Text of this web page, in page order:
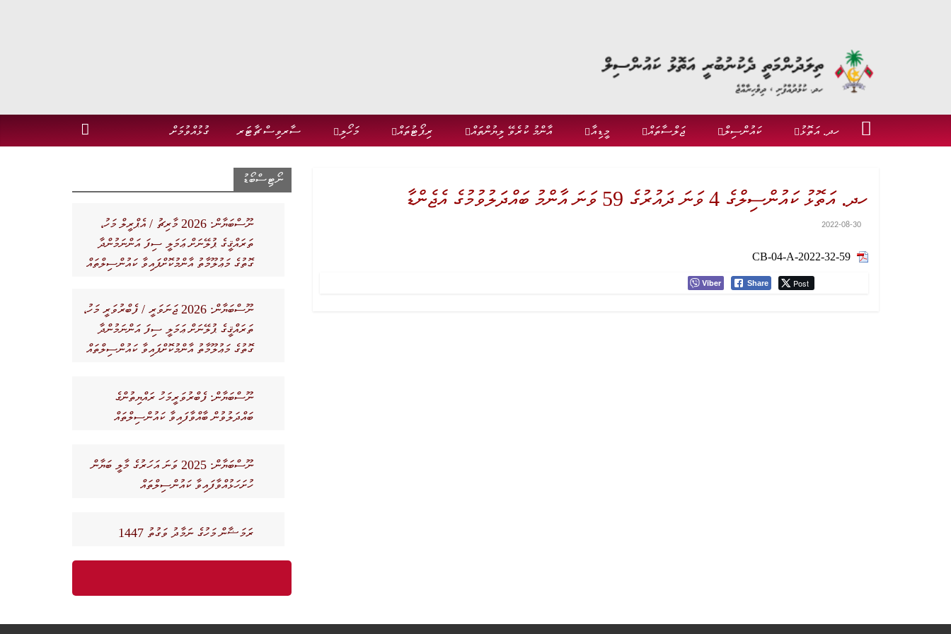
ހދ. އަތޮޅު ކައުންސިލް ޖަލްސާތައް މީޑިއާ އާންމު ކުރެވޭ ލިޔުންތައް ރިޕޯޓުތައް މަހޯލި ސާރވިސް ޗާޓަރ ގުޅުއްވުމަށް
ހދ. އަތޮޅު ކައުންސިލްގެ 4 ވަނަ ދައުރުގެ 59 ވަނަ އާންމު ބައްދަލުވުމުގެ އެޖެންޑާ
2022-08-30
CB-04-A-2022-32-59
Viber Share Post
ނޯޓިސްބޯޑު
ނޫސްބަޔާން: 2026 މާރިޗު / އެޕްރީލް މަހު،
ތަރައްޤީގެ ޕުލޭނަށް ޢަމަލީ ސިފަ އަންނަމުންދާ
ގޮތުގެ މަޢުލޫމާތު އާންމުކޮށްފައިވާ ކައުންސިލްތައް
ނޫސްބަޔާން: 2026 ޖަނަވަރީ / ފެބްރުވަރީ މަހު،
ތަރައްޤީގެ ޕުލޭނަށް ޢަމަލީ ސިފަ އަންނަމުންދާ
ގޮތުގެ މަޢުލޫމާތު އާންމުކޮށްފައިވާ ކައުންސިލްތައް
ނޫސްބަޔާން: ފެބްރުވަރީމަހު ރައްޔިތުންގެ
ބައްދަލުވުން ބާއްވާފައިވާ ކައުންސިލްތައް
ނޫސްބަޔާން: 2025 ވަނަ އަހަރުގެ މާލީ ބަޔާން
ހުށަހަޅުއްވާފައިވާ ކައުންސިލްތައް
ރަމަޟާން މަހުގެ ނަމާދު ވަގުތު 1447